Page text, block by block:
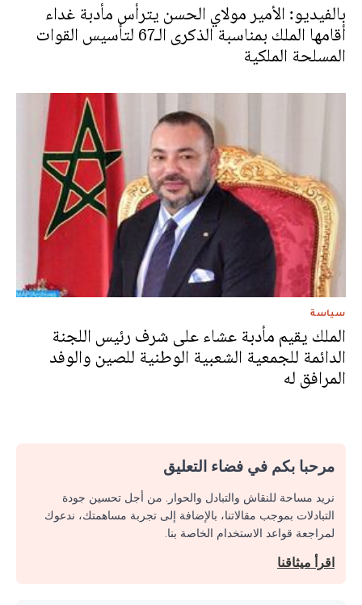
بالفيديو: الأمير مولاي الحسن يترأس مأدبة غداء
أقامها الملك بمناسبة الذكرى الـ67 لتأسيس القوات
المسلحة الملكية
سياسة
الملك يقيم مأدبة عشاء على شرف رئيس اللجنة
الدائمة للجمعية الشعبية الوطنية للصين والوفد
المرافق له
مرحبا بكم في فضاء التعليق
نريد مساحة للنقاش والتبادل والحوار. من أجل تحسين جودة
التبادلات بموجب مقالاتنا، بالإضافة إلى تجربة مساهمتك، ندعوك
لمراجعة قواعد الاستخدام الخاصة بنا.
اقرأ ميثاقنا